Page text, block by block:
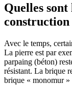
Quelles
construction
Avec le temps,
La pierre est par
parpaing (béton)
résistant. La brique
brique « monomur